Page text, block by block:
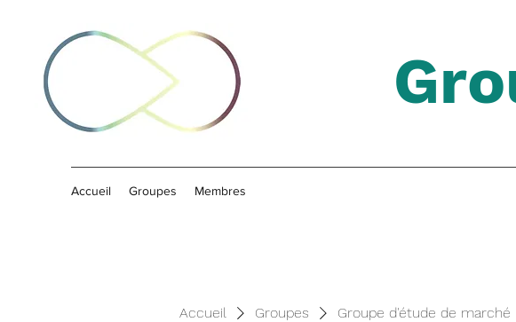
Accueil Groupes Membres
Accueil Groupes Groupe d'étude de marché